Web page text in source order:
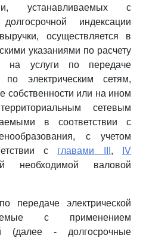
устанавливаемых с
индексации
осуществляется в
указаниями по расчету
на услуги по передаче
по электрическим сетям,
или на ином
сетевым
в соответствии с
с учетом
с главами III ,
IV
необходимой валовой
передаче электрической
с применением
(далее - долгосрочные